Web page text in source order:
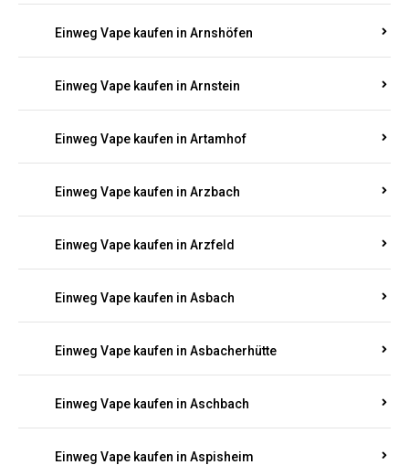
Einweg Vape kaufen in Arnshöfen
Einweg Vape kaufen in Arnstein
Einweg Vape kaufen in Artamhof
Einweg Vape kaufen in Arzbach
Einweg Vape kaufen in Arzfeld
Einweg Vape kaufen in Asbach
Einweg Vape kaufen in Asbacherhütte
Einweg Vape kaufen in Aschbach
Einweg Vape kaufen in Aspisheim